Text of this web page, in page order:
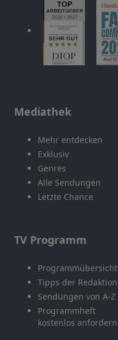
Mediathek
Mehr entdecken
Exklusiv
Genres
Alle Sendungen
Letzte Chance
TV Programm
Programmübersicht
Tipps der Redaktion
Sendungen von A-Z
Programmheft
kostenlos anfordern